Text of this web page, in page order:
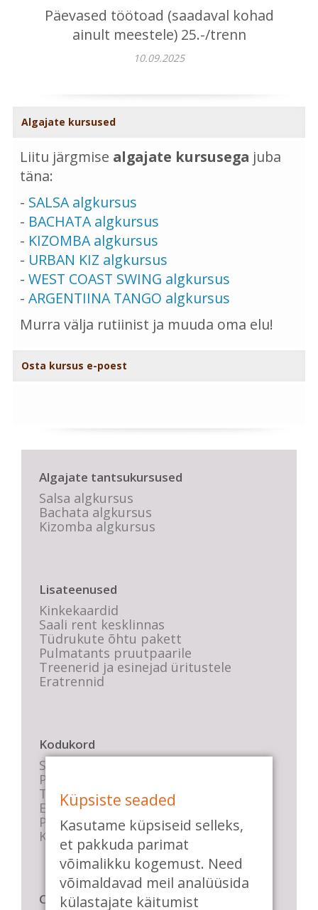
Päevased töötoad (saadaval kohad
ainult meestele) 25.-/trenn
10.09.2025
Algajate kursused
Liitu järgmise algajate kursusega juba
täna:
- SALSA algkursus
- BACHATA algkursus
- KIZOMBA algkursus
- URBAN KIZ algkursus
- WEST COAST SWING algkursus
- ARGENTIINA TANGO algkursus
Murra välja rutiinist ja muuda oma elu!
Osta kursus e-poest
Algajate tantsukursused
Salsa algkursus
Bachata algkursus
Kizomba algkursus
Lisateenused
Kinkekaardid
Saali rent kesklinnas
Tüdrukute õhtu pakett
Pulmatants pruutpaarile
Treenerid ja esinejad üritustele
Eratrennid
Kodukord
Stuudio sisekord
Privaatsustingimused
Tasemete kirjeldused
E-poe tingimused
Parkimise info
KKK
Casa de Baile
Küpsiste seaded
Kasutame küpsiseid selleks,
et pakkuda parimat
võimalikku kogemust. Need
võimaldavad meil analüüsida
külastajate käitumist